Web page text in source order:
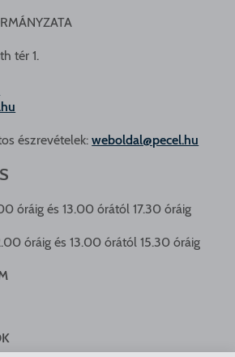
tér 1.
észrevételek:weboldal@pecel.hu
óráig és 13.00 órától 17.30 óráig
óráig és 13.00 órától 15.30 óráig